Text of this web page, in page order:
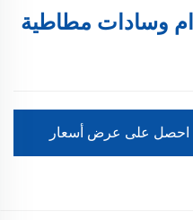
وسادات مطاطية
احصل على عرض أسعار